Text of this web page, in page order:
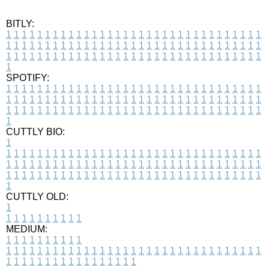
BITLY:
1 1 1 1 1 1 1 1 1 1 1 1 1 1 1 1 1 1 1 1 1 1 1 1 1 1 1 1 1 1 1 1 1
1 1 1 1 1 1 1 1 1 1 1 1 1 1 1 1 1 1 1 1 1 1 1 1 1 1 1 1 1 1 1 1 1
1 1 1 1 1 1 1 1 1 1 1 1 1 1 1 1 1 1 1 1 1 1 1 1 1 1 1 1 1 1 1 1 1
1
SPOTIFY:
1 1 1 1 1 1 1 1 1 1 1 1 1 1 1 1 1 1 1 1 1 1 1 1 1 1 1 1 1 1 1 1 1
1 1 1 1 1 1 1 1 1 1 1 1 1 1 1 1 1 1 1 1 1 1 1 1 1 1 1 1 1 1 1 1 1
1 1 1 1 1 1 1 1 1 1 1 1 1 1 1 1 1 1 1 1 1 1 1 1 1 1 1 1 1 1 1 1 1
1
CUTTLY BIO:
1
1 1 1 1 1 1 1 1 1 1 1 1 1 1 1 1 1 1 1 1 1 1 1 1 1 1 1 1 1 1 1 1 1
1 1 1 1 1 1 1 1 1 1 1 1 1 1 1 1 1 1 1 1 1 1 1 1 1 1 1 1 1 1 1 1 1
1 1 1 1 1 1 1 1 1 1 1 1 1 1 1 1 1 1 1 1 1 1 1 1 1 1 1 1 1 1 1 1 1
1
CUTTLY OLD:
1
1 1 1 1 1 1 1 1 1 1
MEDIUM:
1 1 1 1 1 1 1 1 1 1
1 1 1 1 1 1 1 1 1 1 1 1 1 1 1 1 1 1 1 1 1 1 1 1 1 1 1 1 1 1 1 1 1
1 1 1 1 1 1 1 1 1 1 1 1 1 1 1 1 1